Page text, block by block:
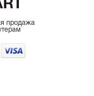
продажа